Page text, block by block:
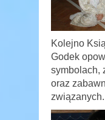
Kolejno
Godek
symbolach,
oraz
związanych.